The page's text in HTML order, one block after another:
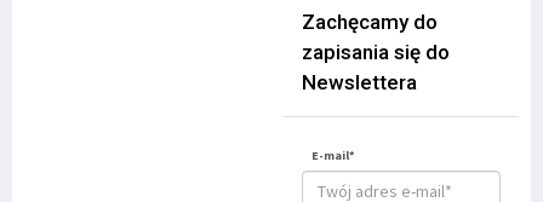
Zachęcamy do
zapisania się do
Newslettera
E-mail*